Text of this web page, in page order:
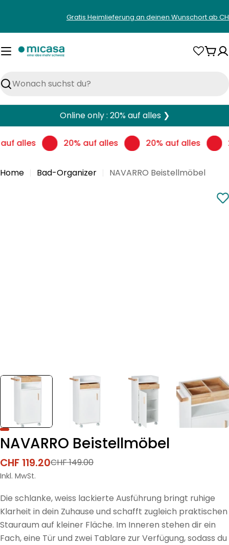
springen
Gratis Heimlieferung an deinen Wunschort ab
Suchen
Online only : 20% auf alles ❯
alles 20% auf alles 20% auf alles
Home Bad-Organizer NAVARRO Beistellmöbel
NAVARRO Beistellmöbel
Verkaufspreis
CHF 119.20
Regulärer
Preis
CHF 149.00
Inkl. MwSt.
Die schlanke, weiss lackierte Ausführung bringt ruhige
Klarheit in dein Zuhause und schafft zugleich praktischen
Stauraum auf kleiner Fläche. Im Inneren stehen dir ein
Fach, eine Tür und zwei Tablare zur Verfügung, sodass du